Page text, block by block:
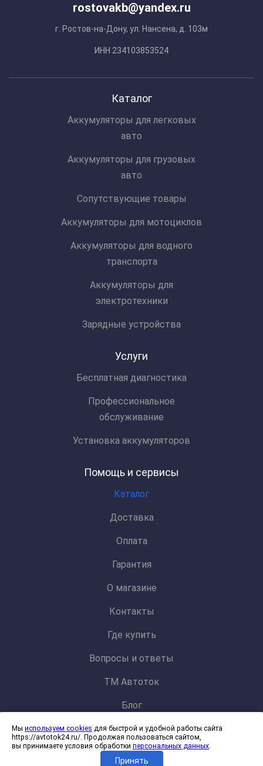
rostovakb@yandex.ru
г. Ростов-на-Дону, ул. Нансена, д. 103м
ИНН 234103853524
Каталог
Аккумуляторы для легковых
авто
Аккумуляторы для грузовых
авто
Сопутствующие товары
Аккумуляторы для мотоциклов
Аккумуляторы для водного
транспорта
Аккумуляторы для
электротехники
Зарядные устройства
Услуги
Бесплатная диагностика
Профессиональное
обслуживание
Установка аккумуляторов
Помощь и сервисы
Каталог
Доставка
Оплата
Гарантия
О магазине
Контакты
Где купить
Вопросы и ответы
ТМ Автоток
Блог
Политика конфиденциальности и обработки персональных данных
Согласие на обработку файлов cookies
Мы используем cookies для быстрой и удобной работы сайта
https://avtotok24.ru/. Продолжая пользоваться сайтом,
вы принимаете условия обработки персональных данных.
Принять